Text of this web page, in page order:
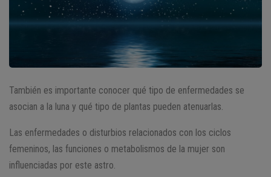
También es importante conocer qué tipo de enfermedades se
asocian a la luna y qué tipo de plantas pueden atenuarlas.
Las enfermedades o disturbios relacionados con los ciclos
femeninos, las funciones o metabolismos de la mujer son
influenciadas por este astro.